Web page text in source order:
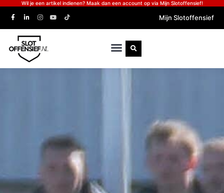
Wil je een artikel indienen? Maak dan een account op via Mijn Slotoffensief!
Mijn Slotoffensief